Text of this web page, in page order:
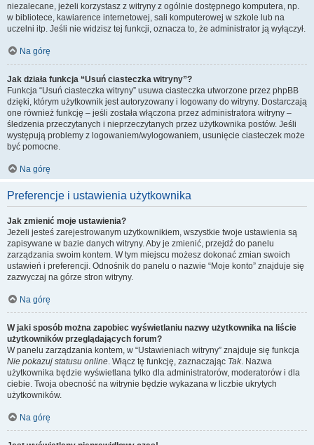
niezalecane, jeżeli korzystasz z witryny z ogólnie dostępnego komputera, np.
w bibliotece, kawiarence internetowej, sali komputerowej w szkole lub na
uczelni itp. Jeśli nie widzisz tej funkcji, oznacza to, że administrator ją wyłączył.
Na górę
Jak działa funkcja “Usuń ciasteczka witryny”?
Funkcja “Usuń ciasteczka witryny” usuwa ciasteczka utworzone przez phpBB
dzięki, którym użytkownik jest autoryzowany i logowany do witryny. Dostarczają
one również funkcję – jeśli została włączona przez administratora witryny –
śledzenia przeczytanych i nieprzeczytanych przez użytkownika postów. Jeśli
występują problemy z logowaniem/wylogowaniem, usunięcie ciasteczek może
być pomocne.
Na górę
Preferencje i ustawienia użytkownika
Jak zmienić moje ustawienia?
Jeżeli jesteś zarejestrowanym użytkownikiem, wszystkie twoje ustawienia są
zapisywane w bazie danych witryny. Aby je zmienić, przejdź do panelu
zarządzania swoim kontem. W tym miejscu możesz dokonać zmian swoich
ustawień i preferencji. Odnośnik do panelu o nazwie “Moje konto” znajduje się
zazwyczaj na górze stron witryny.
Na górę
W jaki sposób można zapobiec wyświetlaniu nazwy użytkownika na liście
użytkowników przeglądających forum?
W panelu zarządzania kontem, w “Ustawieniach witryny” znajduje się funkcja
Nie pokazuj statusu online. Włącz tę funkcję, zaznaczając Tak. Nazwa
użytkownika będzie wyświetlana tylko dla administratorów, moderatorów i dla
ciebie. Twoja obecność na witrynie będzie wykazana w liczbie ukrytych
użytkowników.
Na górę